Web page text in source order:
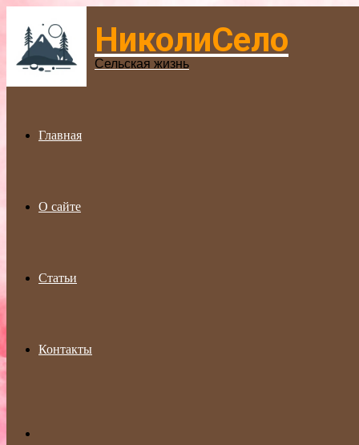
Menu НиколиСело
Сельская жизнь
Главная
О сайте
Статьи
Контакты